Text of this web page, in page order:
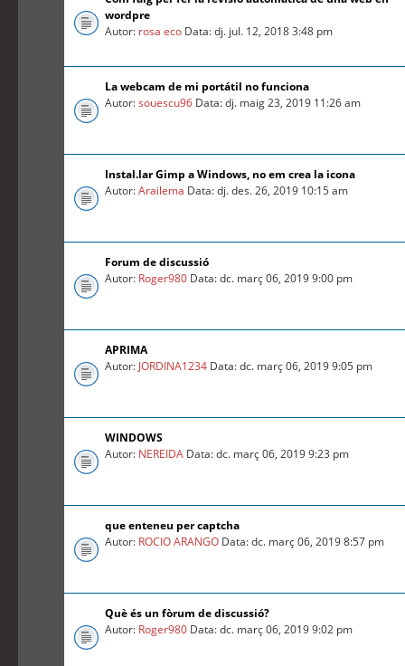
wordpre
Autor: rosa eco Data: dj. jul. 12, 2018 3:48 pm
La webcam de mi portátil no funciona
Autor:souescu96 Data: dj. maig 23, 2019 11:26 am
Instal.lar Gimp a Windows, no em crea la icona
Autor:Arailema Data: dj. des. 26, 2019 10:15 am
Forum de discussió
Autor: Roger980 Data: dc. març 06, 2019 9:00 pm
APRIMA
Autor: JORDINA1234 Data: dc. març 06, 2019 9:05 pm
WINDOWS
Autor: NEREIDA Data: dc. març 06, 2019 9:23 pm
que enteneu per captcha
Autor: ROCIO ARANGO Data: dc. març 06, 2019 8:57 pm
Què és un fòrum de discussió?
Autor: Roger980 Data: dc. març 06, 2019 9:02 pm